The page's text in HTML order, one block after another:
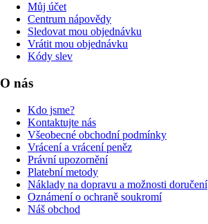
Můj účet
Centrum nápovědy
Sledovat mou objednávku
Vrátit mou objednávku
Kódy slev
O nás
Kdo jsme?
Kontaktujte nás
Všeobecné obchodní podmínky
Vrácení a vrácení peněz
Právní upozornění
Platební metody
Náklady na dopravu a možnosti doručení
Oznámení o ochraně soukromí
Náš obchod